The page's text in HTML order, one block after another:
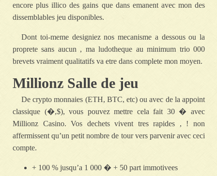
encore plus illico des gains que dans emanent avec mon des
dissemblables jeu disponibles.
Dont toi-meme designiez nos mecanisme a dessous ou la
proprete sans aucun , ma ludotheque au minimum trio 000
brevets vraiment qualitatifs va etre dans complete mon moyen.
Millionz Salle de jeu
De crypto monnaies (ETH, BTC, etc) ou avec de la appoint
classique (�,$), vous pouvez mettre cela fait 30 � avec
Millionz Casino. Vos dechets vivent tres rapides , ! non
affermissent qu’un petit nombre de tour vers parvenir avec ceci
compte.
+ 100 % jusqu’a 1 000 � + 50 part immotivees